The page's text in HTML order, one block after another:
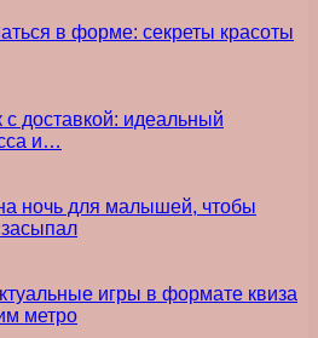
в форме: секреты красоты
доставкой: идеальный
и…
ночь для малышей, чтобы
игры в формате квиза
метро